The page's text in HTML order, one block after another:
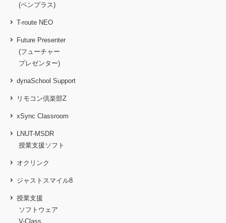
(ペンプラス)
T-route NEO
Future Presenter
(フューチャー
プレゼンター)
dynaSchool Support
リモコン倶楽部Z
xSync Classroom
LNUT-MSDR
授業支援ソフト
オクリンク
ジャストスマイル8
授業支援
ソフトウェア
V-Class